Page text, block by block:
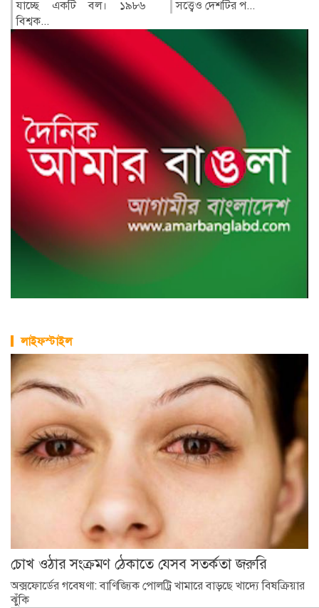
সত্ত্বেও দেশটির প...
হামলায় অন্তত তিনজন নিহত
লাইফস্টাইল
চোখ ওঠার সংক্রমণ ঠেকাতে যেসব সতর্কতা জরুরি
অক্সফোর্ডের গবেষণা: বাণিজ্যিক পোলট্রি খামারে বাড়ছে খাদ্যে বিষক্রিয়ার
ঝুঁকি